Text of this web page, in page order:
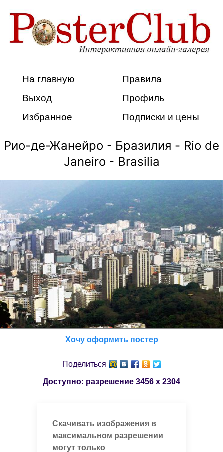
На главную
Правила
Выход
Профиль
Избранное
Подписки и цены
Рио-де-Жанейро - Бразилия - Rio de
Janeiro - Brasilia
Хочу оформить постер
Поделиться
Доступно: разрешение 3456 x 2304
Скачивать изображения в
максимальном разрешении
могут только